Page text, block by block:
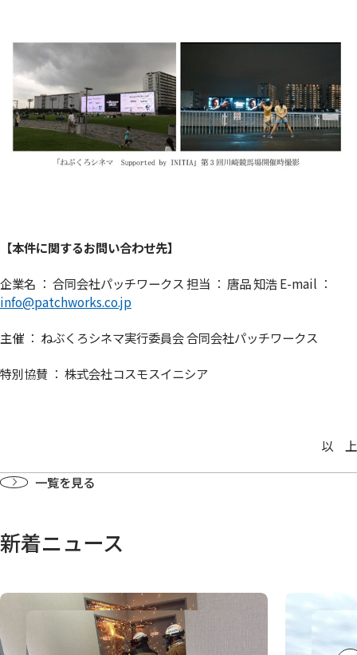
【本件に関するお問い合わせ先】
企業名 ： 合同会社パッチワークス 担当 ： 唐品 知浩 E-mail ：
info@patchworks.co.jp
主催 ： ねぶくろシネマ実行委員会 合同会社パッチワークス
特別協賛 ： 株式会社コスモスイニシア
以 上
一覧を見る
新着ニュース